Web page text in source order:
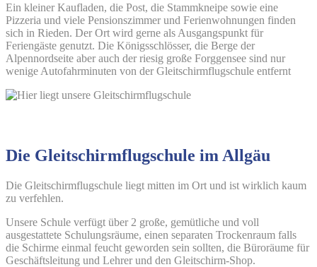
Ein kleiner Kaufladen, die Post, die Stammkneipe sowie eine
Pizzeria und viele Pensionszimmer und Ferienwohnungen finden
sich in Rieden. Der Ort wird gerne als Ausgangspunkt für
Feriengäste genutzt. Die Königsschlösser, die Berge der
Alpennordseite aber auch der riesig große Forggensee sind nur
wenige Autofahrminuten von der Gleitschirmflugschule entfernt
Die Gleitschirmflugschule im Allgäu
Die Gleitschirmflugschule liegt mitten im Ort und ist wirklich kaum
zu verfehlen.
Unsere Schule verfügt über 2 große, gemütliche und voll
ausgestattete Schulungsräume, einen separaten Trockenraum falls
die Schirme einmal feucht geworden sein sollten, die Büroräume für
Geschäftsleitung und Lehrer und den Gleitschirm-Shop.